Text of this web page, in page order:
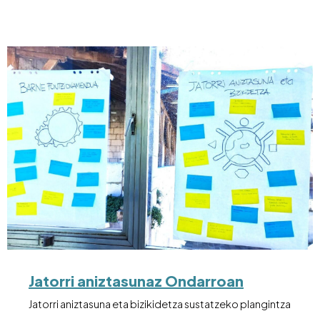
Jatorri aniztasunaz Ondarroan
Jatorri aniztasuna eta bizikidetza sustatzeko plangintza